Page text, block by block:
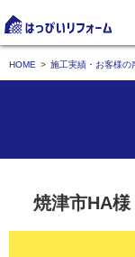
HOME 施工実績・お客様の
焼津市HA